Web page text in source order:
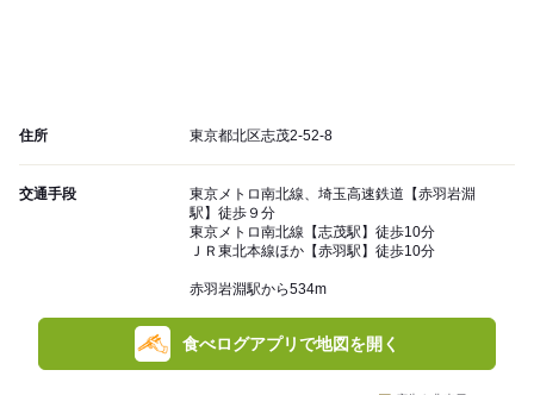
住所 東京都北区志茂2-52-8
交通手段
東京メトロ南北線、埼玉高速鉄道【赤羽岩淵
駅】徒歩９分
東京メトロ南北線【志茂駅】徒歩10分
ＪＲ東北本線ほか【赤羽駅】徒歩10分
赤羽岩淵駅から534m
食べログアプリで地図を開く